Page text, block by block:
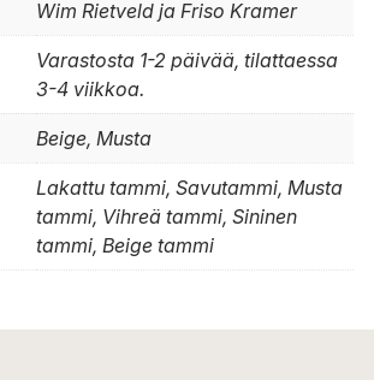
Wim Rietveld ja Friso Kramer
Varastosta 1-2 päivää, tilattaessa
3-4 viikkoa.
Beige, Musta
Lakattu tammi, Savutammi, Musta
tammi, Vihreä tammi, Sininen
tammi, Beige tammi